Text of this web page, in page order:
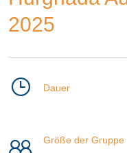
2025
Dauer
Größe der Gruppe